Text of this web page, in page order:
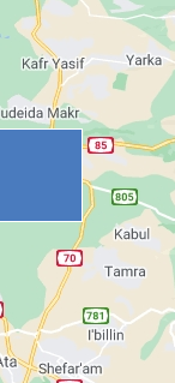
Beit
Ha`Omanim
SPA
קפה במטולה